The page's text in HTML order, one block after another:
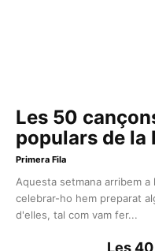
Les 50
populars de la
Primera Fila
Aquesta setmana arribem
celebrar-ho hem preparat
d'elles, tal com vam fer...
Les